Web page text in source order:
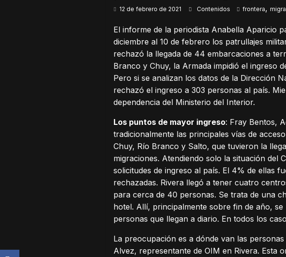
12 de febrero de 2021 Contenidos frontera,
El informe de la periodista Anabella Aparicio
diciembre al 10 de febrero los patrullajes
rechazó la llegada de 44 embarcaciones a
Branco y Chuy, la Armada impidió el ingreso
Pero si se analizan los datos de la Dirección
rechazó el ingreso a 303 personas al país.
dependencia del Ministerio del Interior.
Los puntos de mayor ingreso: Fray Bentos,
tradicionalmente las principales vías de
Chuy, Río Branco y Salto, que tuvieron la
migraciones. Atendiendo solo la situación del
solicitudes de ingreso al país. El 4% de ellas
rechazadas. Rivera llegó a tener cuatro
para cerca de 40 personas. Se trata de una
hotel. Allí, principalmente sobre fin de año,
personas que llegan a diario. En todos los
La preocupación es a dónde van las
Alvez, representante de OIM en Rivera. Esta